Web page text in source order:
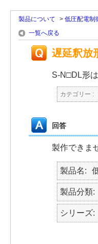
製品について > 低圧配電制
一覧へ戻る
遅延釈放
S-N□DL形
カテゴリー :
回答
製作できま
製品名
製品分類
シリーズ